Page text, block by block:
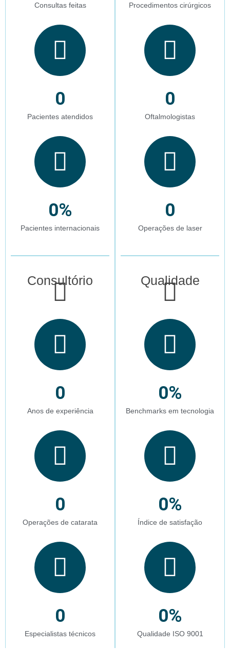
Consultas feitas
Pacientes atendidos
0
Pacientes internacionais
0%
Procedimentos cirúrgicos
Oftalmologistas
0
Operações de laser
0
Consultório
Anos de experiência
0
Operações de catarata
0
Especialistas técnicos
0
Qualidade
Benchmarks em tecnologia
0%
Índice de satisfação
0%
Qualidade ISO 9001
0%